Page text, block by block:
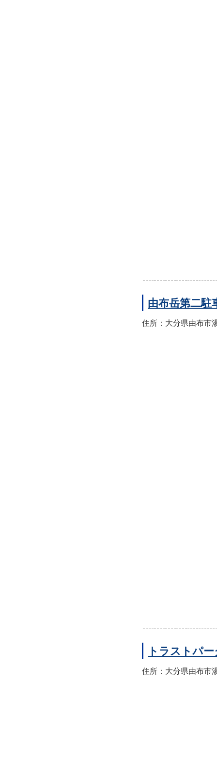
由布岳第二駐
住所：大分県由布市
トラストパ
住所：大分県由布市